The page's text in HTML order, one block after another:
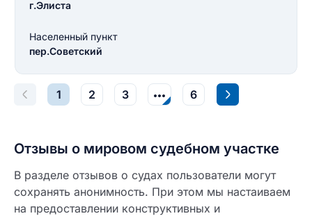
г.Элиста
Населенный пункт
пер.Советский
1 2 3 6
Отзывы о мировом судебном участке
В разделе отзывов о судах пользователи могут
сохранять анонимность. При этом мы настаиваем
на предоставлении конструктивных и
0/500
Как вы оцените судебный участок?
Введите свой номер телефона
Ответ на отзыв
разрешить публикацию отзыва
Название населенного пункта
ЗАКРЫТЬ СОХРАНИТЬ